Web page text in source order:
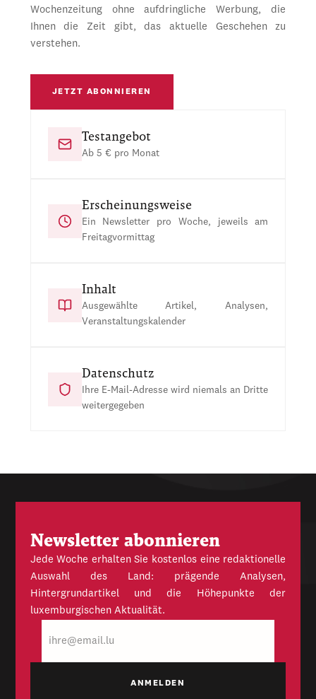
Wochenzeitung ohne aufdringliche Werbung, die
Ihnen die Zeit gibt, das aktuelle Geschehen zu
verstehen.
JETZT ABONNIEREN
Testangebot
Ab 5 € pro Monat
Erscheinungsweise
Ein Newsletter pro Woche, jeweils am
Freitagvormittag
Inhalt
Ausgewählte Artikel, Analysen,
Veranstaltungskalender
Datenschutz
Ihre E-Mail-Adresse wird niemals an Dritte
weitergegeben
Newsletter abonnieren
Jede Woche erhalten Sie kostenlos eine redaktionelle
Auswahl des Land: prägende Analysen,
Hintergrundartikel und die Höhepunkte der
luxemburgischen Aktualität.
Mail